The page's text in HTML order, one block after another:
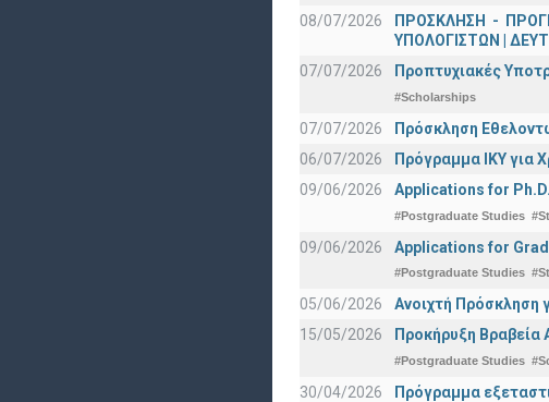
08/07/2026
ΠΡΟΣΚΛΗΣΗ -
ΥΠΟΛΟΓΙΣΤΩΝ |
07/07/2026
Προπτυχιακές
#Scholarships
07/07/2026
Πρόσκληση
06/07/2026
Πρόγραμμα ΙΚΥ για
09/06/2026
Applications for
#Postgraduate Studies
09/06/2026 Applications for
#Postgraduate Studies
05/06/2026
Ανοιχτή
15/05/2026
Προκήρυξη Βραβεία
#Postgraduate Studies
30/04/2026 Πρόγραμμα